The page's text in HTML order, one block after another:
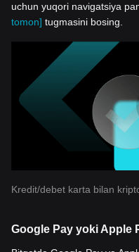
uchun yuqori navigatsiya
tomon] tugmasini bosing.
Kredit/debet karta bilan
Google Pay yoki Apple